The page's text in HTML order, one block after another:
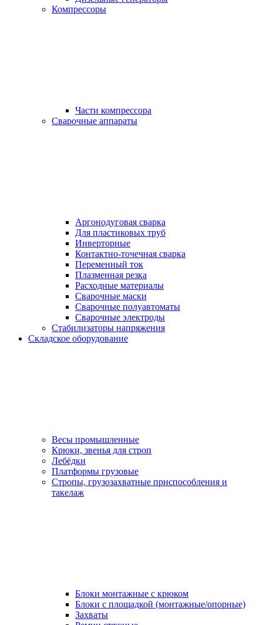
Компрессоры
Части компрессора
Сварочные аппараты
Аргонодуговая сварка
Для пластиковых труб
Инверторные
Контактно-точечная сварка
Переменный ток
Плазменная резка
Расходные материалы
Сварочные маски
Сварочные полуавтоматы
Сварочные электроды
Стабилизаторы напряжения
Складское оборудование
Весы промышленные
Крюки, звенья для строп
Лебёдки
Платформы грузовые
Стропы, грузозахватные приспособления и
такелаж
Блоки монтажные с крюком
Блоки с площадкой (монтажные/опорные)
Захваты